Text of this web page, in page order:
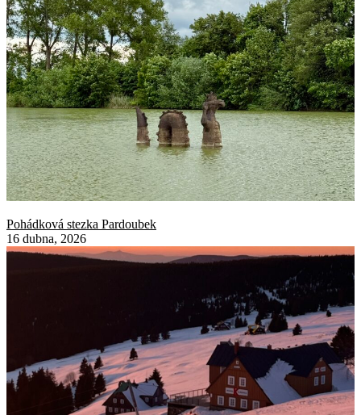
Pohádková stezka Pardoubek
16 dubna, 2026